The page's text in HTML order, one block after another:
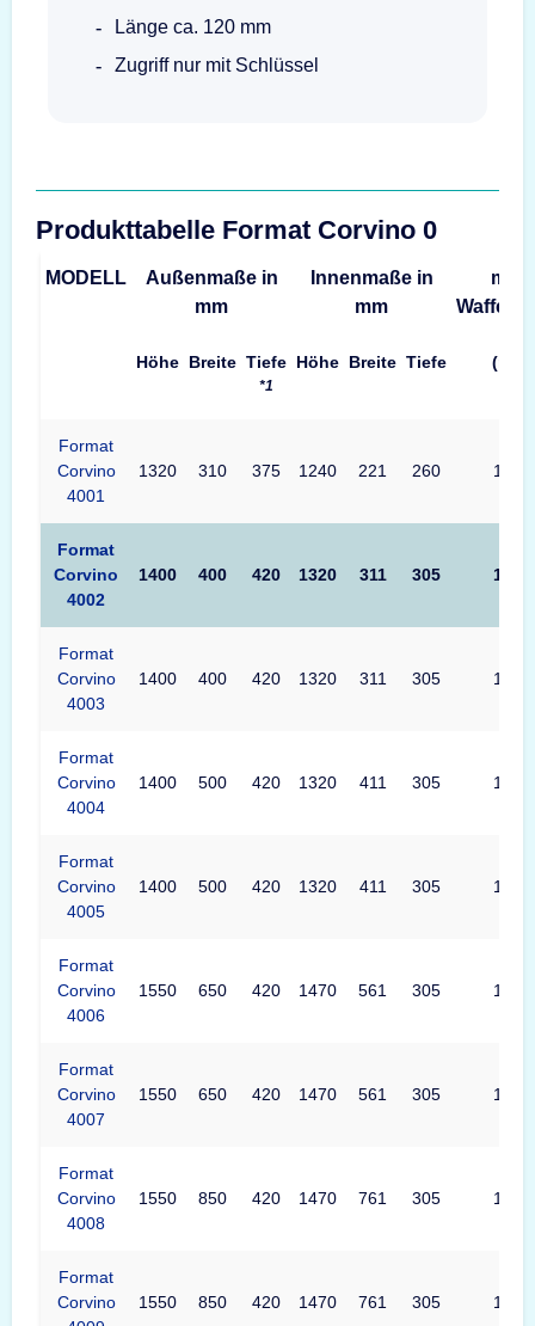
Länge ca. 120 mm
Zugriff nur mit Schlüssel
Produkttabelle Format Corvino 0
MODELL
Außenmaße in
mm
Innenmaße in
mm
max.
Höhe Breite Tiefe
*1
Höhe Breite Tiefe (mm)
Format
Corvino
4001
1320 310 375 1240 221 260 1240
Format
Corvino
4002
1400 400 420 1320 311 305 1320
Format
Corvino
4003
1400 400 420 1320 311 305 1320
Format
Corvino
4004
1400 500 420 1320 411 305 1320
Format
Corvino
4005
1400 500 420 1320 411 305 1320
Format
Corvino
4006
1550 650 420 1470 561 305 1470
Format
Corvino
4007
1550 650 420 1470 561 305 1470
Format
Corvino
4008
1550 850 420 1470 761 305 1470
Format
Corvino
1550 850 420 1470 761 305 1470